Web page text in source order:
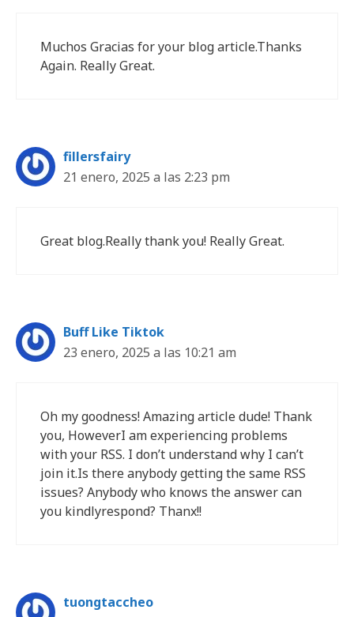
Muchos Gracias for your blog article.Thanks
Again. Really Great.
fillersfairy
21 enero, 2025 a las 2:23 pm
Great blog.Really thank you! Really Great.
Buff Like Tiktok
23 enero, 2025 a las 10:21 am
Oh my goodness! Amazing article dude! Thank
you, HoweverI am experiencing problems
with your RSS. I don’t understand why I can’t
join it.Is there anybody getting the same RSS
issues? Anybody who knows the answer can
you kindlyrespond? Thanx!!
tuongtaccheo